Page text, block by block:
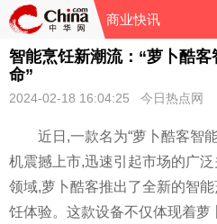
商业快讯
智能烹饪新潮流：“萝卜酷
命”
2024-02-18 16:04:25 今日热点网
近日,一款名为“萝卜酷客智
机震撼上市,迅速引起市场的广
领域,萝卜酷客推出了全新的智
饪体验。这款设备不仅体现着